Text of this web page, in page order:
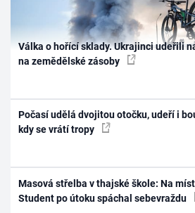
Válka o hořící sklady. Ukrajinci udeřili
na zemědělské zásoby
Počasí udělá dvojitou otočku, udeří i
kdy se vrátí tropy
Masová střelba v thajské škole: Na
Student po útoku spáchal sebevraždu